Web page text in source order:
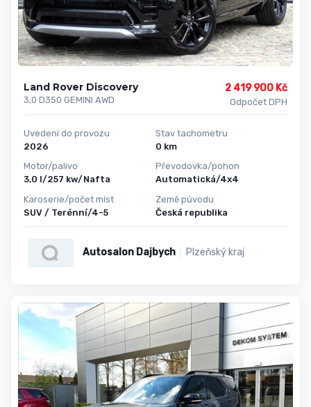
Land Rover Discovery
3,0 D350 GEMINI AWD
2 419 900 Kč
Odpočet DPH
Uvedení do provozu
2026
Motor/palivo
3,0 l/257 kw/Nafta
Karoserie/počet míst
SUV / Terénní/4-5
Stav tachometru
0 km
Převodovka/pohon
Automatická/4x4
Země původu
Česká republika
Autosalon Dajbych Plzeňský kraj